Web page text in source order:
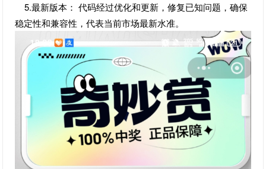
5.最新版本： 代码经过优化和更新，修复已知问题，确保
稳定性和兼容性，代表当前市场最新水准。